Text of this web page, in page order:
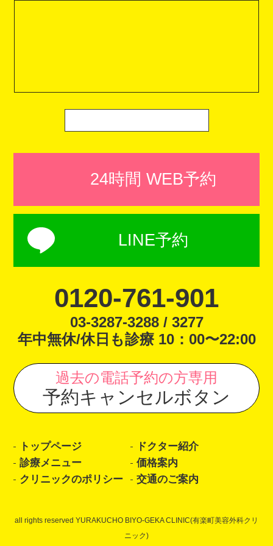
24時間 WEB予約
LINE予約
0120-761-901
03-3287-3288 / 3277
年中無休/休日も診療 10：00〜22:00
過去の電話予約の方専用
予約キャンセルボタン
トップページ
ドクター紹介
診療メニュー
価格案内
クリニックのポリシー
交通のご案内
all rights reserved YURAKUCHO BIYO-GEKA CLINIC(有楽町美容外科クリ
ニック)